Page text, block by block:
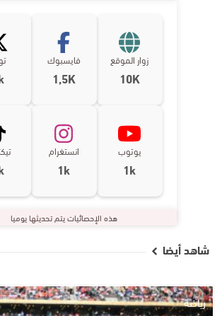
زوار الموقع
10K
فايسبوك
1,5K
يوتوب
1k
انستغرام
1k
هذه الإحصائيات يتم تحديثها يوميا
شاهد أيضا
رياضة